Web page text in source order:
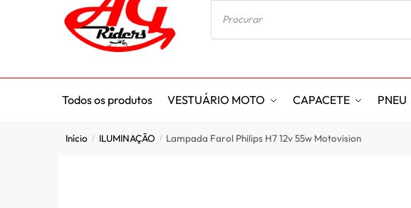
Todos os produtos VESTUÁRIO MOTO CAPACETE PNEU
Início / ILUMINAÇÃO / Lampada Farol Philips H7 12v 55w Motovision